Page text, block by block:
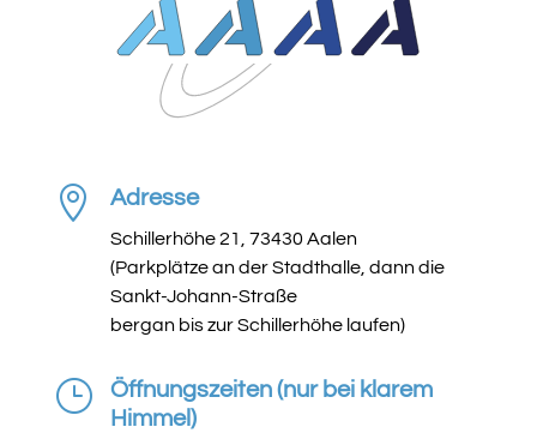
 Adresse
Schillerhöhe 21, 73430 Aalen
(Parkplätze an der Stadthalle, dann die
Sankt-Johann-Straße
bergan bis zur Schillerhöhe laufen)
}
Öffnungszeiten (nur bei klarem
Himmel)